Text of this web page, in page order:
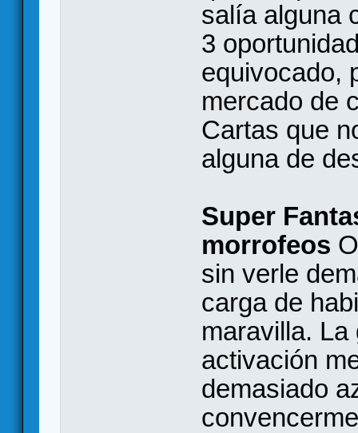
salía alguna
3
equivocado,
mercado de
Cartas que
alguna de
Super
morrofeos
sin verle
carga de
maravilla.
activación
demasiado